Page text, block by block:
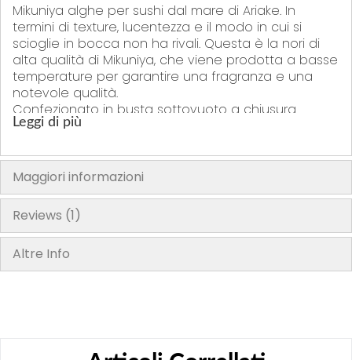
Mikuniya alghe per sushi dal mare di Ariake. In
termini di texture, lucentezza e il modo in cui si
scioglie in bocca non ha rivali. Questa è la nori di
alta qualità di Mikuniya, che viene prodotta a basse
temperature per garantire una fragranza e una
notevole qualità.
Confezionato in busta sottovuoto a chiusura
ermetica per conservare tutto il sapore e la
Mikuniya è un produttore e rivenditore di nori con
sede a Hiroshima dal 1949.
Durante l'autunno e l'inverno, la stagione della
raccolta dell'alga, esperti della Mikuniya viaggiano
per le zone di raccolta da nord a sud per trovare la
migliore qualità di nori per i loro prodotti.
Leggi di più
Maggiori informazioni
Reviews 1
Altre Info